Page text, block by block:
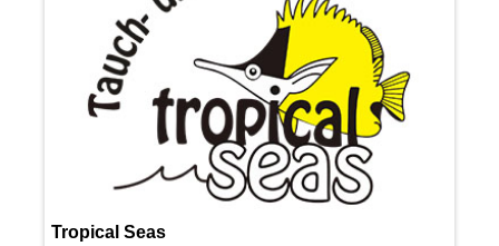
Tropical Seas